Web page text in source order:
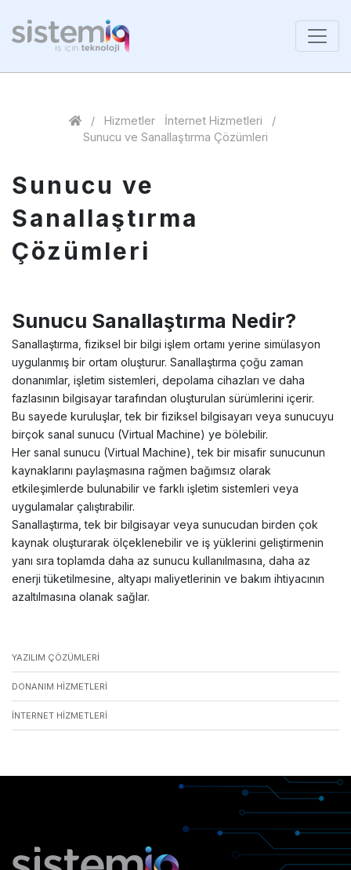
/ Hizmetler İnternet Hizmetleri
/
Sunucu ve Sanallaştırma Çözümleri
YAZILIM ÇÖZÜMLERI
DONANIM HIZMETLERI
İNTERNET HIZMETLERI
Sunucu ve
Sanallaştırma
Çözümleri
Sunucu Sanallaştırma Nedir?
Sanallaştırma, fiziksel bir bilgi işlem ortamı yerine simülasyon
uygulanmış bir ortam oluşturur. Sanallaştırma çoğu zaman
donanımlar, işletim sistemleri, depolama cihazları ve daha
fazlasının bilgisayar tarafından oluşturulan sürümlerini içerir.
Bu sayede kuruluşlar, tek bir fiziksel bilgisayarı veya sunucuyu
birçok sanal sunucu (Virtual Machine) ye bölebilir.
Her sanal sunucu (Virtual Machine), tek bir misafir sunucunun
kaynaklarını paylaşmasına rağmen bağımsız olarak
etkileşimlerde bulunabilir ve farklı işletim sistemleri veya
uygulamalar çalıştırabilir.
Sanallaştırma, tek bir bilgisayar veya sunucudan birden çok
kaynak oluşturarak ölçeklenebilir ve iş yüklerini geliştirmenin
yanı sıra toplamda daha az sunucu kullanılmasına, daha az
enerji tüketilmesine, altyapı maliyetlerinin ve bakım ihtiyacının
azaltılmasına olanak sağlar.